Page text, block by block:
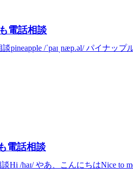
電話相談
/ˈpaɪˌnæp.əl/ パイナップ
電話相談
/haɪ/ やあ、こんにちはNice to